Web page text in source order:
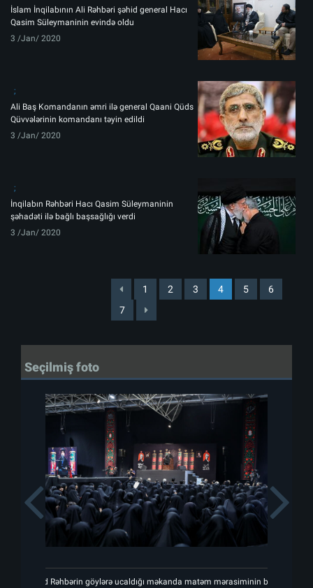
İslam İnqilabının Ali Rəhbəri şəhid general Hacı
Qasim Süleymaninin evində oldu
3 /Jan/ 2020
Ali Baş Komandanın əmri ilə general Qaani Qüds
Qüvvələrinin komandanı təyin edildi
3 /Jan/ 2020
İnqilabın Rəhbəri Hacı Qasim Süleymaninin
şəhadəti ilə bağlı başsağlığı verdi
3 /Jan/ 2020
1 2 3 4 5
6
7
Seçilmiş foto
Şəhid Rəhbərin göylərə ucaldığı məkanda matəm mərasiminin birinci
Previous